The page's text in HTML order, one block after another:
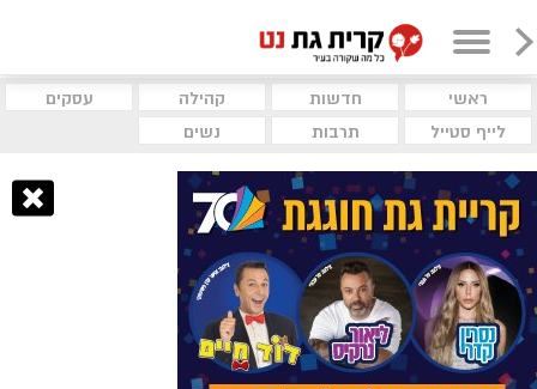
ראשי חדשות קהילה
עסקים
לייף סטייל
תרבות נשים